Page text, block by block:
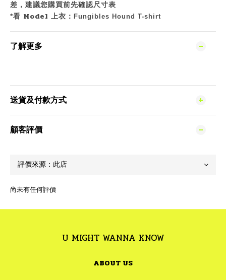
差 ， 建議您購買前先確認尺寸表
*看 Model 上衣： Fungibles Hound T-shirt
了解更多
送貨及付款方式
顧客評價
尚未有任何評價
U MIGHT WANNA KNOW
ABOUT US